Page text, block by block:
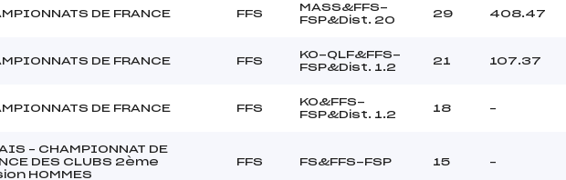
DE FRANCE FFS
MASS&FFS-
FSP&Dist. 20
29 408.47
DE FRANCE FFS
KO-QLF&FFS-
FSP&Dist. 1.2
21 107.37
DE FRANCE FFS
KO&FFS-
FSP&Dist. 1.2
18 –
– CHAMPIONNAT DE
DES CLUBS 2ème
HOMMES
FFS FS&FFS-FSP 15 –